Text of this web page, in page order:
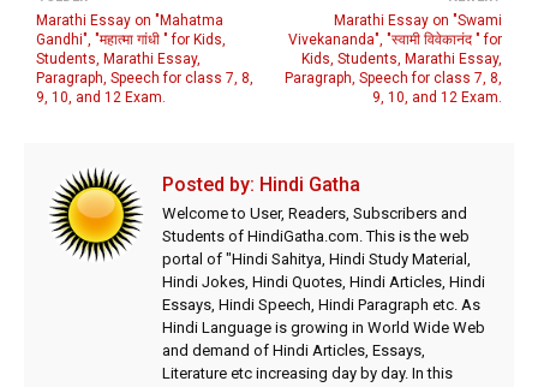
Marathi Essay on "Swami
Vivekananda", "स्वामी विवेकानंद " for
Kids, Students, Marathi Essay,
Paragraph, Speech for class 7, 8,
9, 10, and 12 Exam.
Marathi Essay on "Mahatma
Gandhi", "महात्मा गांधी " for Kids,
Students, Marathi Essay,
Paragraph, Speech for class 7, 8,
9, 10, and 12 Exam.
Posted by: Hindi Gatha
Welcome to User, Readers, Subscribers and
Students of HindiGatha.com. This is the web
portal of "Hindi Sahitya, Hindi Study Material,
Hindi Jokes, Hindi Quotes, Hindi Articles, Hindi
Essays, Hindi Speech, Hindi Paragraph etc. As
Hindi Language is growing in World Wide Web
and demand of Hindi Articles, Essays,
Literature etc increasing day by day. In this